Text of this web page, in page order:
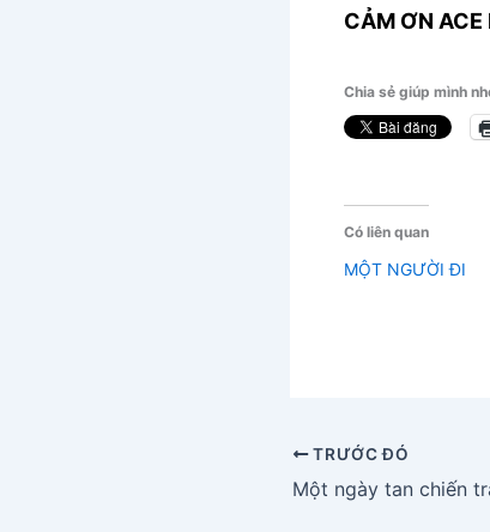
CẢM ƠN ACE
Chia sẻ giúp mình
Có liên quan
MỘT NGƯỜI ĐI
TRƯỚC ĐÓ
Một ngày tan chiến